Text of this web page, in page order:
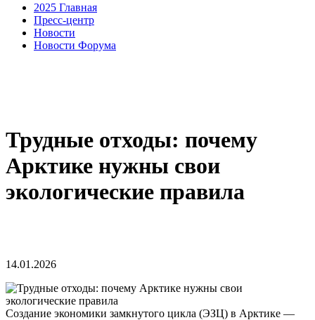
2025 Главная
Пресс-центр
Новости
Новости Форума
Трудные отходы: почему
Арктике нужны свои
экологические правила
14.01.2026
Создание экономики замкнутого цикла (ЭЗЦ) в Арктике —